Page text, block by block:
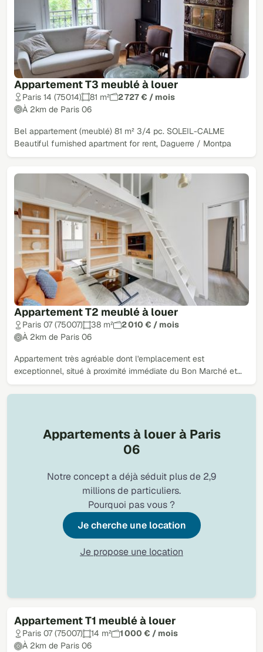
Appartement T3 meublé à louer
Paris 14 (75014) 81 m²
2 727 € / mois
À 2km de Paris 06
Bel appartement (meublé) 81 m² 3/4 pc. SOLEIL-CALME
Beautiful furnished apartment for rent, Daguerre / Montpa
Appartement T2 meublé à louer
Paris 07 (75007) 38 m²
2 010 € / mois
À 2km de Paris 06
Appartement très agréable dont l'emplacement est
exceptionnel, situé à proximité immédiate du Bon Marché et…
Appartement T1 meublé à louer
Paris 07 (75007) 14 m²
1 000 € / mois
À 2km de Paris 06
Appartements à louer à Paris
06
Notre concept a déjà séduit plus de 2,9
millions de particuliers.
Pourquoi pas vous ?
Je cherche une location
Je propose une location